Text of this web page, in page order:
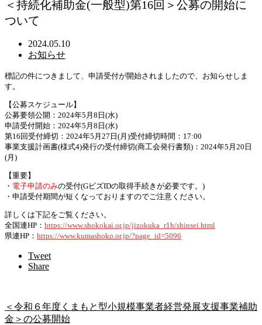
＜持続化補助金(一般型)第16回＞公募の開始に
ついて
2024.05.10
お知らせ
標記の件につきまして、申請受付が開始されましたので、お知らせしま
す。
【公募スケジュール】
公募要領公開：2024年5月8日(水)
申請受付開始：2024年5月8日(水)
第16回受付締切：2024年5月27日(月)受付締切時間：17:00
事業支援計画書(様式4)発行の受付締切(商工会発行書類)：2024年5月20日
(月)
【重要】
・ 電子申請のみの受付(GビズIDの取得手続きが必要です。)
・申請受付期間が短くなっておりますのでご注意ください。
詳しくは下記をご覧ください。
全国連HP： https://www.shokokai.or.jp/jizokuka_r1h/shinsei.html
県連HP： https://www.kumashoko.or.jp/?page_id=5096
Tweet
Share
＜令和６年度くまもと型小規模事業者経営発展支援事業補助
金＞の公募開始